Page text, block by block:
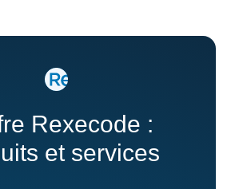
Rexecode :
et services